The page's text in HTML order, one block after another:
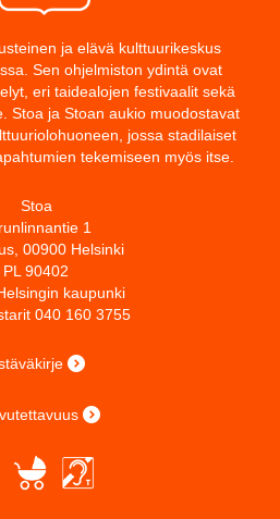
ja elävä kulttuurikeskus
Sen ohjelmiston ydintä ovat
eri taidealojen festivaalit sekä
Stoa ja Stoan aukio muodostavat
jossa stadilaiset
tekemiseen myös itse.
Stoa
1
00900 Helsinki
PL 90402
kaupunki
040 160 3755